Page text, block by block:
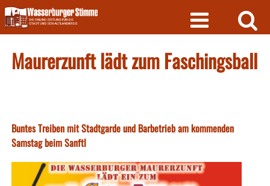
Skip
to
content
Maurerzunft lädt zum Faschingsball
Buntes Treiben mit Stadtgarde und Barbetrieb am kommenden
Samstag beim Sanftl